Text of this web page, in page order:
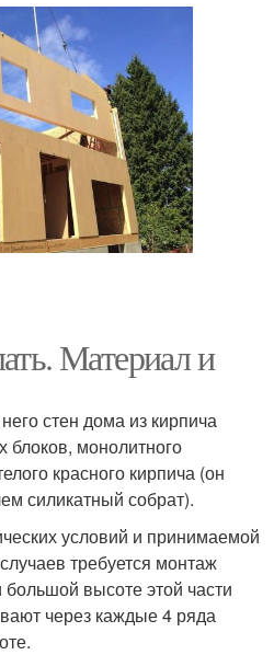
Материал и
стен дома из кирпича
блоков, монолитного
красного кирпича (он
силикатный собрат).
условий и принимаемой
требуется монтаж
высоте этой части
через каждые 4 ряда